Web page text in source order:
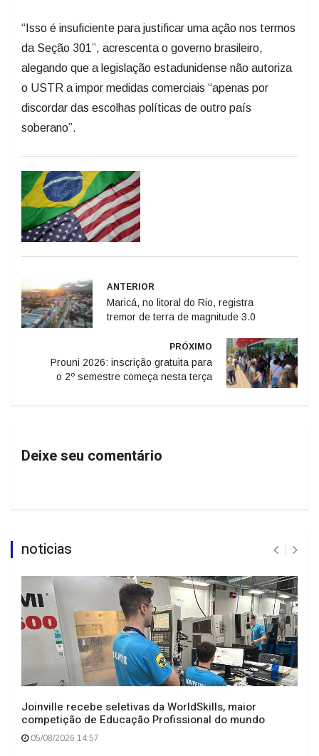
“Isso é insuficiente para justificar uma ação nos termos
da Seção 301”, acrescenta o governo brasileiro,
alegando que a legislação estadunidense não autoriza
o USTR a impor medidas comerciais “apenas por
discordar das escolhas políticas de outro país
soberano”.
ANTERIOR
Maricá, no litoral do Rio, registra
tremor de terra de magnitude 3.0
PRÓXIMO
Prouni 2026: inscrição gratuita para
o 2º semestre começa nesta terça
Deixe seu comentário
noticias
Joinville recebe seletivas da WorldSkills, maior
competição de Educação Profissional do mundo
05/08/2026 14:57